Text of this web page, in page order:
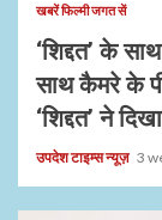
खबरें फिल्मी जगत सें
‘शिद्दत’ के
साथ कैमरे के
‘शिद्दत’ ने
उपदेश टाइम्स न्यूज़ 3